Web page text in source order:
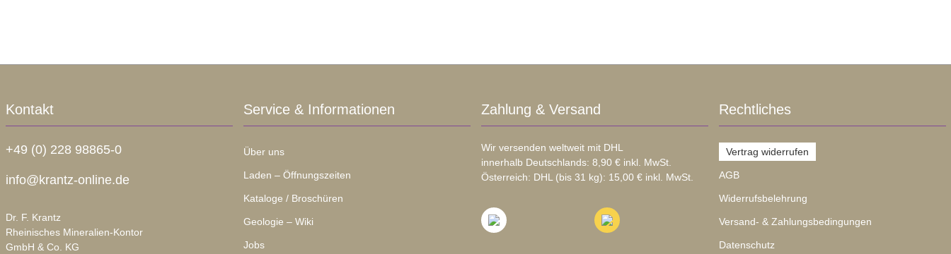
Kontakt
+49 (0) 228 98865-0
info@krantz-online.de
Dr. F. Krantz
Rheinisches Mineralien-Kontor
GmbH & Co. KG
Service & Informationen
Über uns
Laden – Öffnungszeiten
Kataloge / Broschüren
Geologie – Wiki
Jobs
Zahlung & Versand
Wir versenden weltweit mit DHL
innerhalb Deutschlands: 8,90 € inkl. MwSt.
Österreich: DHL (bis 31 kg): 15,00 € inkl. MwSt.
Rechtliches
Vertrag widerrufen
AGB
Widerrufsbelehrung
Versand- & Zahlungsbedingungen
Datenschutz